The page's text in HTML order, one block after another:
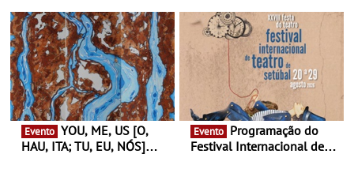
Antiga primeira-ministra da
Finlândia é a convidada da
primeira edição do novo
ciclo de debates dedicado
aos grandes temas do
nosso tempo
Atum - Concerto
performance na MAAT
Gallery a 3 de Setembro,
19:30
Evento
HAU, ITA; TU, EU, NÓS]
Evento
Festival Internacional de